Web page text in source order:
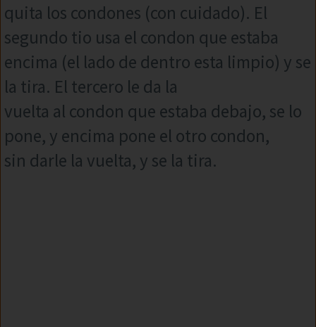
quita los condones (con cuidado). El
segundo tio usa el condon que estaba
encima (el lado de dentro esta limpio) y se
la tira. El tercero le da la
vuelta al condon que estaba debajo, se lo
pone, y encima pone el otro condon,
sin darle la vuelta, y se la tira.